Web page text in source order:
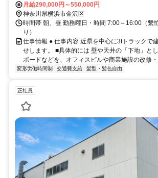
月給290,000円～550,000円
神奈川県横浜市金沢区
時間帯 朝、昼 勤務曜日・時間 7:00～16:00（繫
り）
仕事情報 ● 仕事内容 近県を中心に3tトラックで
せします。 ■具体的には 壁や天井の「下地」と
ボードなどを、オフィスビルや商業施設の改修
変形労働時間制 交通費支給 髪型・髪色自由
正社員